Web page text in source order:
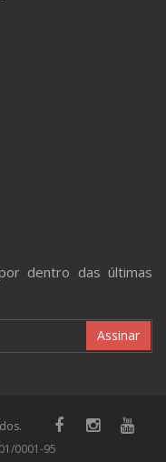
dentro das últimas
Assinar
0001-95